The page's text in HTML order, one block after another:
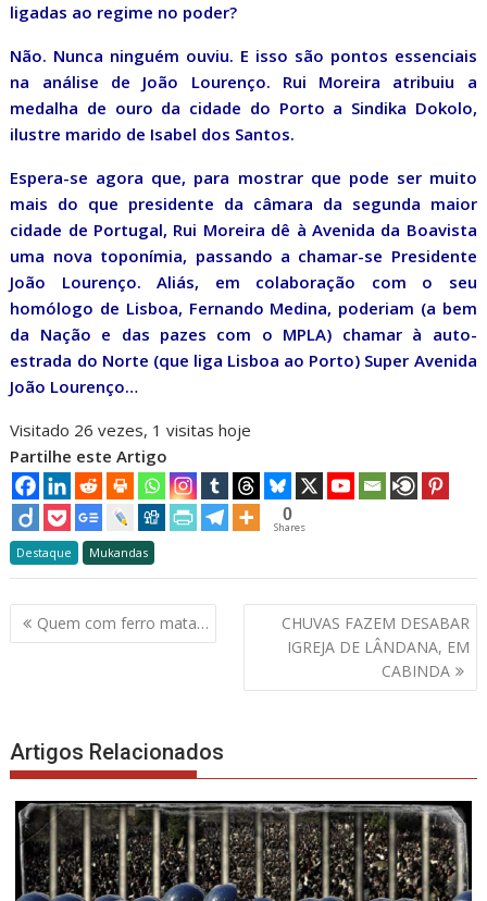
ligadas ao regime no poder?
Não. Nunca ninguém ouviu. E isso são pontos essenciais
na análise de João Lourenço. Rui Moreira atribuiu a
medalha de ouro da cidade do Porto a Sindika Dokolo,
ilustre marido de Isabel dos Santos.
Espera-se agora que, para mostrar que pode ser muito
mais do que presidente da câmara da segunda maior
cidade de Portugal, Rui Moreira dê à Avenida da Boavista
uma nova toponímia, passando a chamar-se Presidente
João Lourenço. Aliás, em colaboração com o seu
homólogo de Lisboa, Fernando Medina, poderiam (a bem
da Nação e das pazes com o MPLA) chamar à auto-
estrada do Norte (que liga Lisboa ao Porto) Super Avenida
João Lourenço…
Visitado 26 vezes, 1 visitas hoje
Partilhe este Artigo
0
Shares
Destaque Mukandas
Navegação
de
Quem com ferro mata…
CHUVAS FAZEM DESABAR
IGREJA DE LÂNDANA, EM
CABINDA
Artigos Relacionados